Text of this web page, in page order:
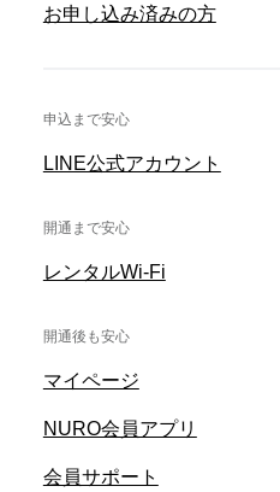
お申し込み済みの方
申込まで安心
LINE公式アカウント
開通まで安心
レンタルWi-Fi
開通後も安心
マイページ
NURO会員アプリ
会員サポート